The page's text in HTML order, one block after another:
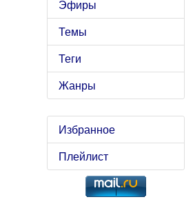
Эфиры
Темы
Теги
Жанры
Избранное
Плейлист